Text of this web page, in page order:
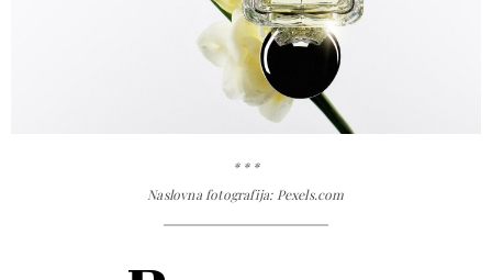
* * *
Naslovna fotografija: Pexels.com